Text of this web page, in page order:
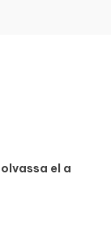
el a